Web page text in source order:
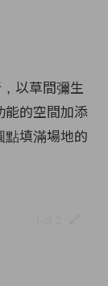
以草間彌生
能的空間加添
填滿場地的